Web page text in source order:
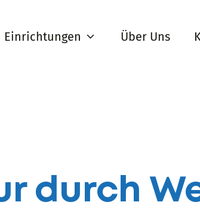
Einrichtungen Über Uns
durch